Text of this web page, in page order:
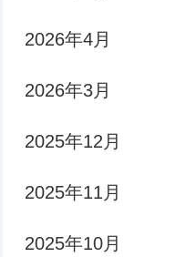
2026年4月
2026年3月
2025年12月
2025年11月
2025年10月